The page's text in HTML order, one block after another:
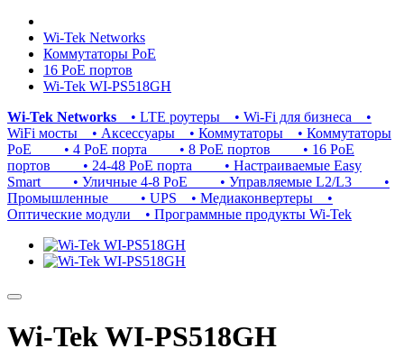
Wi-Tek Networks
Коммутаторы PoE
16 PoE портов
Wi-Tek WI-PS518GH
Wi-Tek Networks
• LTE роутеры • Wi-Fi для бизнеса
•
WiFi мосты
• Аксессуары • Коммутаторы
• Коммутаторы
PoE
• 4 PoE порта • 8 PoE портов
• 16 PoE
портов
• 24-48 PoE порта
• Настраиваемые Easy
Smart
• Уличные 4-8 PoE • Управляемые L2/L3
•
Промышленные
• UPS • Медиаконвертеры
•
Оптические модули
• Программные продукты Wi-Tek
Wi-Tek WI-PS518GH